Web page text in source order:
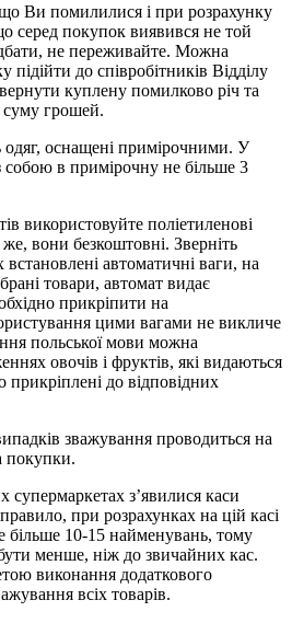
Ви помилилися і при розрахунку
серед покупок виявився не той
не переживайте. Можна
підійти до співробітників Відділу
куплену помилково річ та
суму грошей.
оснащені примірочними. У
в примірочну не більше 3
використовуйте поліетиленові
вони безкоштовні. Зверніть
автоматичні ваги, на
товари, автомат видає
прикріпити на
цими вагами не викличе
польської мови можна
овочів і фруктів, які видаються
прикріплені до відповідних
зважування проводиться на
покупки.
з’явилися каси
при розрахунках на цій касі
більше 10-15 найменувань, тому
менше, ніж до звичайних кас.
виконання додаткового
всіх товарів.